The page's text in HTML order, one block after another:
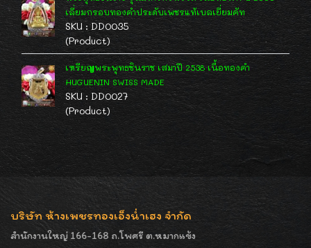
เลี่ยมกรอบทองคำประดับเพชรแท้เบลเยี่ยมคัท
SKU : DD0035
(Product)
เหรียญพระพุทธชินราช เสมาปี 2538 เนื้อทองคำ
HUGUENIN SWISS MADE
SKU : DD0027
(Product)
บริษัท ห้างเพชรทองเอ็งน่ำเฮง จำกัด
สำนักงานใหญ่ 166-168 ถ.โพศรี ต.หมากแข้ง